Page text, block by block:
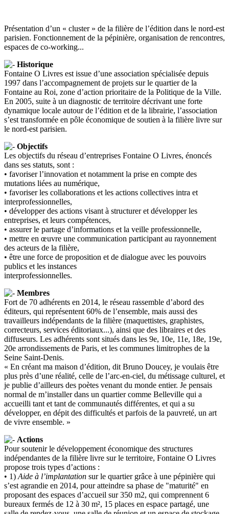
Présentation d’un « cluster » de la filière de l’édition dans le nord-est
parisien. Fonctionnement de la pépinière, organisation de rencontres,
espaces de co-working...
Historique
Fontaine O Livres est issue d’une association spécialisée depuis
1997 dans l’accompagnement de projets sur le quartier de la
Fontaine au Roi, zone d’action prioritaire de la Politique de la Ville.
En 2005, suite à un diagnostic de territoire décrivant une forte
dynamique locale autour de l’édition et de la librairie, l’association
s’est transformée en pôle économique de soutien à la filière livre sur
le nord-est parisien.
Objectifs
Les objectifs du réseau d’entreprises Fontaine O Livres, énoncés
dans ses statuts, sont :
• favoriser l’innovation et notamment la prise en compte des
mutations liées au numérique,
• favoriser les collaborations et les actions collectives intra et
interprofessionnelles,
• développer des actions visant à structurer et développer les
entreprises, et leurs compétences,
• assurer le partage d’informations et la veille professionnelle,
• mettre en œuvre une communication participant au rayonnement
des acteurs de la filière,
• être une force de proposition et de dialogue avec les pouvoirs
publics et les instances
interprofessionnelles.
Membres
Fort de 70 adhérents en 2014, le réseau rassemble d’abord des
éditeurs, qui représentent 60% de l’ensemble, mais aussi des
travailleurs indépendants de la filière (maquettistes, graphistes,
correcteurs, services éditoriaux...), ainsi que des libraires et des
diffuseurs. Les adhérents sont situés dans les 9e, 10e, 11e, 18e, 19e,
20e arrondissements de Paris, et les communes limitrophes de la
Seine Saint-Denis.
« En créant ma maison d’édition, dit Bruno Doucey, je voulais être
plus près d’une réalité, celle de l’arc-en-ciel, du métissage culturel, et
je publie d’ailleurs des poètes venant du monde entier. Je pensais
normal de m’installer dans un quartier comme Belleville qui a
accueilli tant et tant de communautés différentes, et qui a su
développer, en dépit des difficultés et parfois de la pauvreté, un art
de vivre ensemble. »
Actions
Pour soutenir le développement économique des structures
indépendantes de la filière livre sur le territoire, Fontaine O Livres
propose trois types d’actions :
• 1) Aide à l’implantation sur le quartier grâce à une pépinière qui
s’est agrandie en 2014, pour atteindre sa phase de "maturité" en
proposant des espaces d’accueil sur 350 m2, qui comprennent 6
bureaux fermés de 12 à 30 m², 15 places en espace partagé, une